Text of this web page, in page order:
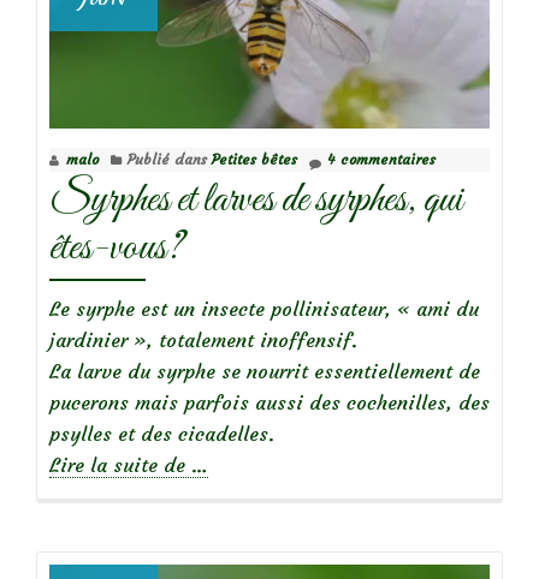
malo Publié dansPetites bêtes 4 commentaires
Syrphes et larves de syrphes, qui
êtes-vous?
Le syrphe est un insecte pollinisateur, « ami du
jardinier », totalement inoffensif.
La larve du syrphe se nourrit essentiellement de
pucerons mais parfois aussi des cochenilles, des
psylles et des cicadelles.
Lire la suite de …